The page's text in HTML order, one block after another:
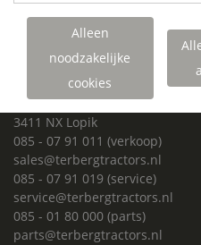
Expeditie / vrachtverkeer:
Dorp 199, 3405 BD Benschop
Verkoop en service Benelux:
TERBERG TRACTORS
Copenweg 49
3411 NX Lopik
085 - 07 91 011 (verkoop)
sales@terbergtractors.nl
085 - 07 91 019 (service)
service@terbergtractors.nl
085 - 01 80 000 (parts)
parts@terbergtractors.nl
Alleen
noodzakelijke
cookies